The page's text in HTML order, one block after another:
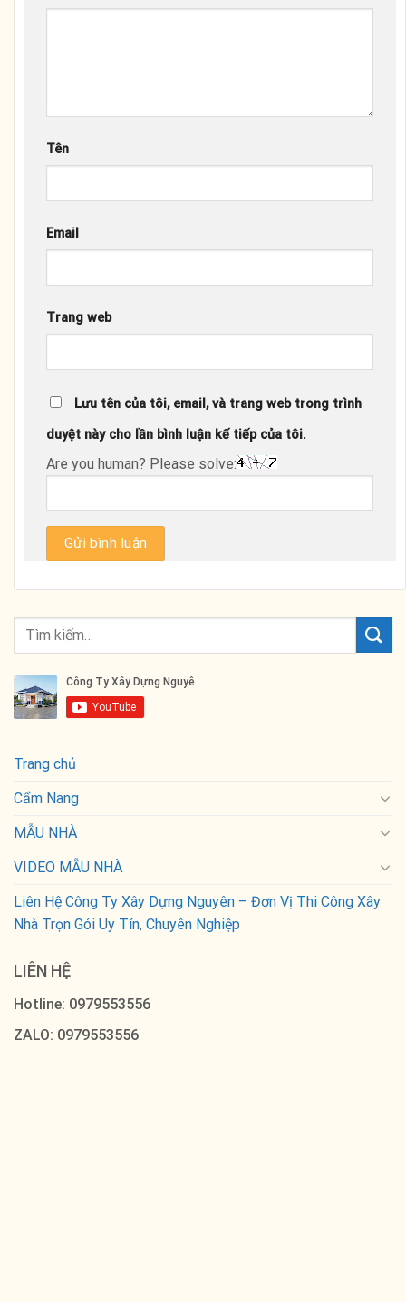
Tên
Email
Trang web
Lưu tên của tôi, email, và trang web trong trình
duyệt này cho lần bình luận kế tiếp của tôi.
Are you human? Please solve:
Trang chủ
Cẩm Nang
MẪU NHÀ
VIDEO MẪU NHÀ
Liên Hệ Công Ty Xây Dựng Nguyên – Đơn Vị Thi Công Xây
Nhà Trọn Gói Uy Tín, Chuyên Nghiệp
LIÊN HỆ
Hotline: 0979553556
ZALO: 0979553556